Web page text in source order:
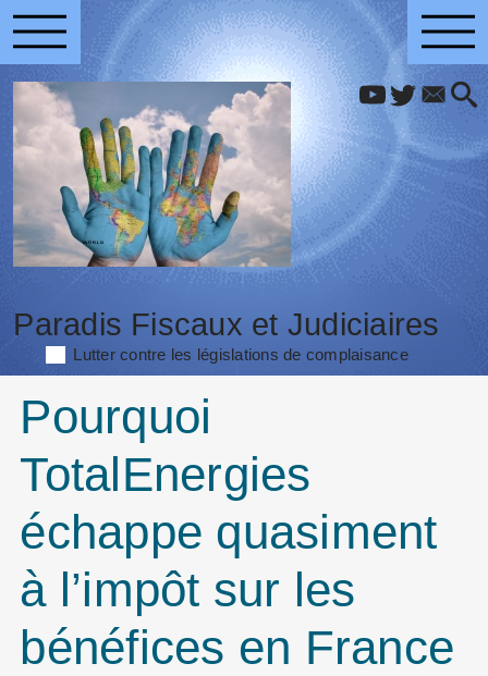
Paradis Fiscaux et Judiciaires
Lutter contre les législations de complaisance
Pourquoi
TotalEnergies
échappe quasiment
à l’impôt sur les
bénéfices en France